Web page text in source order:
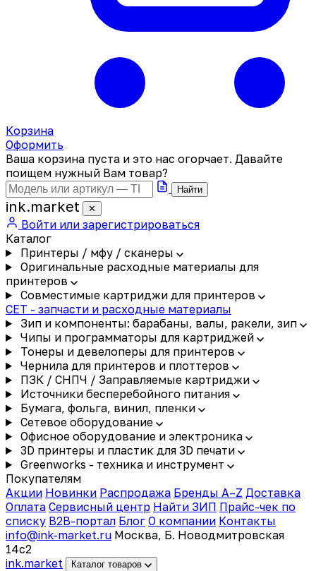
Корзина
Оформить
Ваша корзина пуста и это нас огорчает. Давайте
поищем нужный Вам товар?
Найти
ink.market ✕
Войти или зарегистрироваться
Каталог
Принтеры / мфу / сканеры
Оригинальные расходные материалы для
принтеров
Совместимые картриджи для принтеров
CET - запчасти и расходные материалы
Зип и компоненты: барабаны, валы, ракели, зип
Чипы и программаторы для картриджей
Тонеры и девелоперы для принтеров
Чернила для принтеров и плоттеров
ПЗК / СНПЧ / Заправляемые картриджи
Источники бесперебойного питания
Бумага, фольга, винил, пленки
Сетевое оборудование
Офисное оборудование и электроника
3D принтеры и пластик для 3D печати
Greenworks - техника и инструмент
Покупателям
Акции Новинки Распродажа Бренды A–Z Доставка
Оплата Сервисный центр Найти ЗИП Прайс-чек по
списку B2B-портал Блог О компании Контакты
info@ink-market.ru Москва, Б. Новодмитровская
14с2
ink.market Каталог товаров